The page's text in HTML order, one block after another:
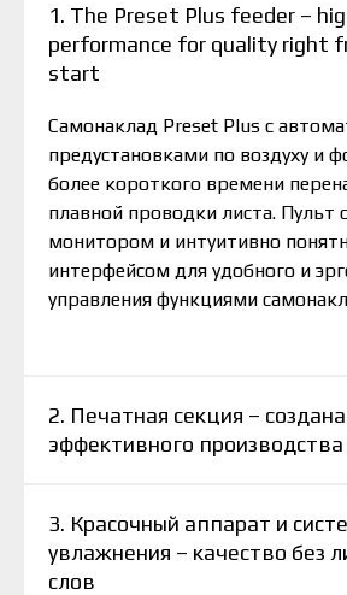
1. The Preset Plus feeder –
performance for quality right
start
Самонаклад Preset Plus с
предустановками по воздуху и
более короткого времени
плавной проводки листа. Пульт
монитором и интуитивно
интерфейсом для удобного и
управления функциями
2. Печатная секция –
эффективного производства
3. Красочный аппарат и
увлажнения – качество без
слов